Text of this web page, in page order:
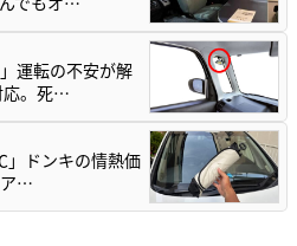
運転の不安が解
応。死…
ドンキの情熱価
ア…